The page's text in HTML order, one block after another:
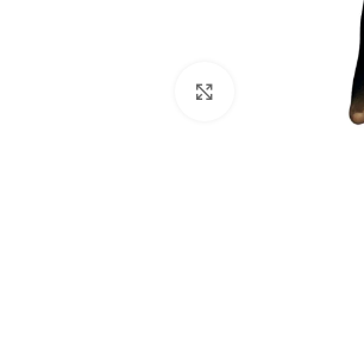
Click to enlarge